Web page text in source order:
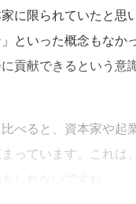
に限られていたと思
といった概念もな
貢献できるという意
べると、資本家や
っています。これは